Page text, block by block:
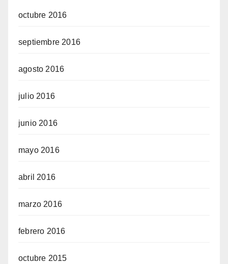
octubre 2016
septiembre 2016
agosto 2016
julio 2016
junio 2016
mayo 2016
abril 2016
marzo 2016
febrero 2016
octubre 2015